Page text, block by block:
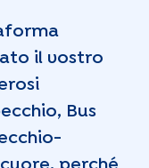
il vostro
Bus
perché